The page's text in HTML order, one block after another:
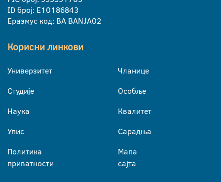
ID број: E10186843
Еразмус код: BA BANJA02
Корисни линкови
Универзитет
Студије
Наука
Упис
Политика
приватности
Чланице
Особље
Квалитет
Сарадња
Мапа
сајта